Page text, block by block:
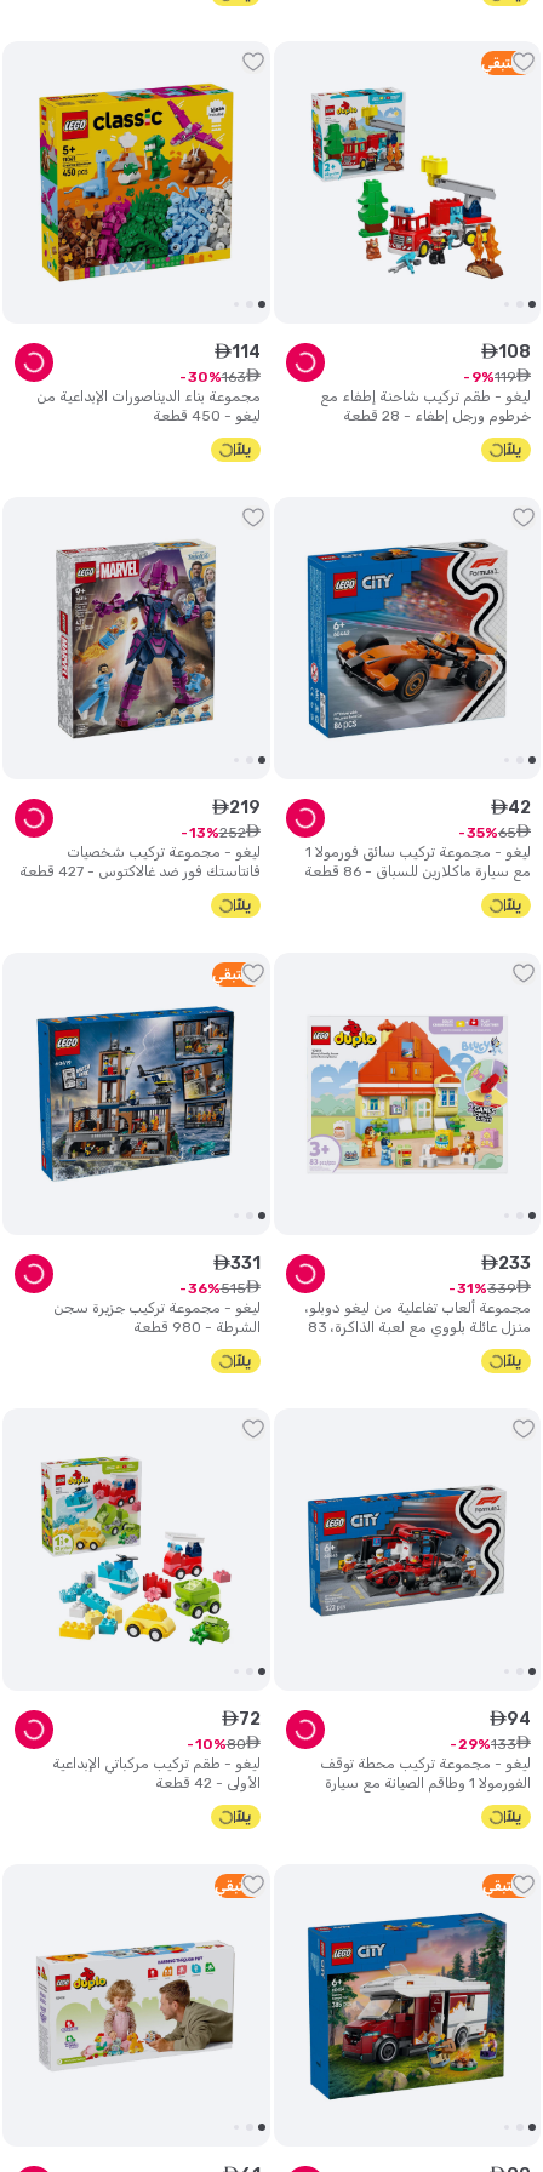
4 متبقي
ليغو - طقم تركيب شاحنة إطفاء مع
خرطوم ورجل إطفاء - 28 قطعة
ê108
ê
119
9
مجموعة بناء الديناصورات الإبداعية من
ليغو - 450 قطعة
ê114
ê
163
30
ليغو - مجموعة تركيب سائق فورمولا 1
مع سيارة ماكلارين للسباق - 86 قطعة
ê42
ê
65
35
ليغو - مجموعة تركيب شخصيات
فانتاستك فور ضد غالاكتوس - 427 قطعة
ê219
ê
252
13
مجموعة ألعاب تفاعلية من ليغو دوبلو،
منزل عائلة بلووي مع لعبة الذاكرة، 83
قطعة
ê233
ê
339
31
3 متبقي
ليغو - مجموعة تركيب جزيرة سجن
الشرطة - 980 قطعة
ê331
ê
515
36
ليغو - مجموعة تركيب محطة توقف
الفورمولا 1 وطاقم الصيانة مع سيارة
فيراري - أحمر - 322 قطعة
ê94
ê
133
29
ليغو - طقم تركيب مركباتي الإبداعية
الأولى - 42 قطعة
ê72
ê
80
10
2 متبقي 1 متبقي